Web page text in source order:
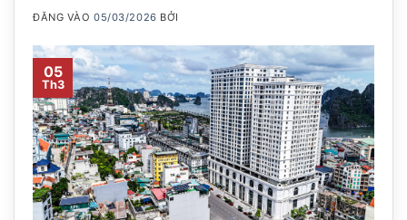
ĐĂNG VÀO05/03/2026 BỞI
05
Th3